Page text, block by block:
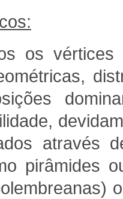
os vértices
através
pirâmides